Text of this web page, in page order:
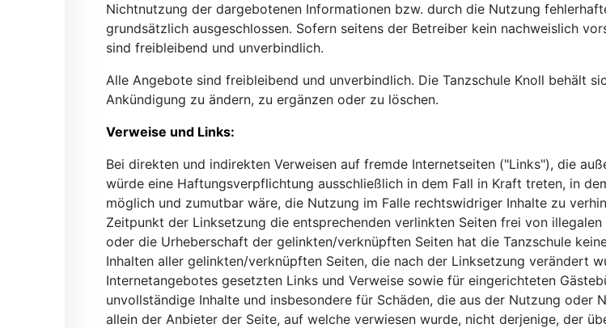
Nichtnutzung der dargebotenen Informationen bzw. durch die Nutzung
grundsätzlich ausgeschlossen. Sofern seitens der Betreiber kein nachweislich
sind freibleibend und unverbindlich.
Alle Angebote sind freibleibend und unverbindlich. Die Tanzschule Knoll behält
Ankündigung zu ändern, zu ergänzen oder zu löschen.
Verweise und Links:
Bei direkten und indirekten Verweisen auf fremde Internetseiten ("Links"), die
würde eine Haftungsverpflichtung ausschließlich in dem Fall in Kraft treten, in
möglich und zumutbar wäre, die Nutzung im Falle rechtswidriger Inhalte zu
Zeitpunkt der Linksetzung die entsprechenden verlinkten Seiten frei von
oder die Urheberschaft der gelinkten/verknüpften Seiten hat die Tanzschule
Inhalten aller gelinkten/verknüpften Seiten, die nach der Linksetzung verändert
Internetangebotes gesetzten Links und Verweise sowie für eingerichteten
unvollständige Inhalte und insbesondere für Schäden, die aus der Nutzung
allein der Anbieter der Seite, auf welche verwiesen wurde, nicht derjenige, der